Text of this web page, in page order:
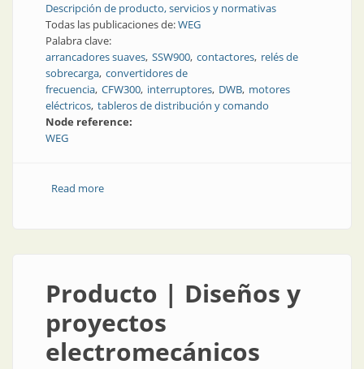
Descripción de producto, servicios y normativas
Todas las publicaciones de:WEG
Palabra clave:
arrancadores suaves SSW900 contactores relés de
sobrecarga convertidores de
frecuencia CFW300 interruptores DWB motores
eléctricos tableros de distribución y comando
Node reference:
WEG
Read moreabout Opciones para accionar con inteligencia
Producto | Diseños y
proyectos
electromecánicos